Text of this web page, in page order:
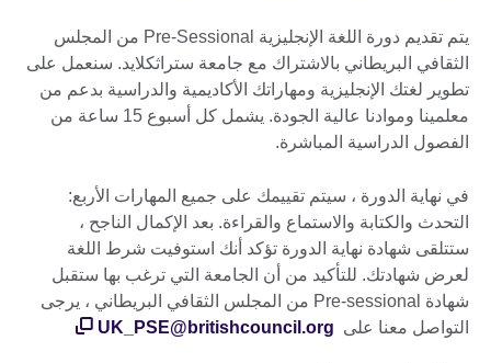
يتم تقديم دورة اللغة الإنجليزية Pre-Sessional من المجلس
الثقافي البريطاني بالاشتراك مع جامعة ستراثكلايد. سنعمل على
تطوير لغتك الإنجليزية ومهاراتك الأكاديمية والدراسية بدعم من
معلمينا وموادنا عالية الجودة. يشمل كل أسبوع 15 ساعة من
الفصول الدراسية المباشرة.
في نهاية الدورة ، سيتم تقييمك على جميع المهارات الأربع:
التحدث والكتابة والاستماع والقراءة. بعد الإكمال الناجح ،
ستتلقى شهادة نهاية الدورة تؤكد أنك استوفيت شرط اللغة
لعرض شهادتك. للتأكيد من أن الجامعة التي ترغب بها ستقبل
شهادة Pre-sessional من المجلس الثقافي البريطاني ، يرجى
التواصل معنا على UK_PSE@britishcouncil.org